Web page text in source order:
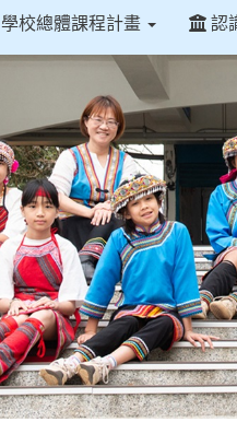
學校總體課程計畫 認